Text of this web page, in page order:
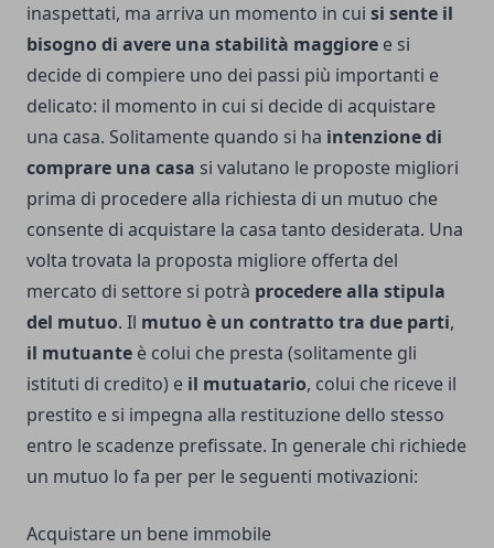
inaspettati, ma arriva un momento in cui si sente il
bisogno di avere una stabilità maggiore e si
decide di compiere uno dei passi più importanti e
delicato: il momento in cui si decide di acquistare
una casa. Solitamente quando si ha intenzione di
comprare una casa si valutano le proposte migliori
prima di procedere alla richiesta di un mutuo che
consente di acquistare la casa tanto desiderata. Una
volta trovata la proposta migliore offerta del
mercato di settore si potrà procedere alla stipula
del mutuo. Il mutuo è un contratto tra due parti,
il mutuante è colui che presta (solitamente gli
istituti di credito) e il mutuatario, colui che riceve il
prestito e si impegna alla restituzione dello stesso
entro le scadenze prefissate. In generale chi richiede
un mutuo lo fa per per le seguenti motivazioni:
Acquistare un bene immobile